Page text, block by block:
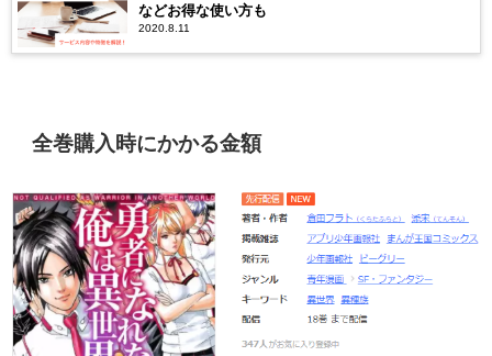
などお得な使い方も
2020.8.11
全巻購入時にかかる金額